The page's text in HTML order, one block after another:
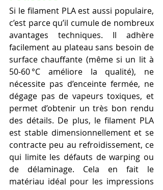
Si le filament PLA est aussi populaire,
c’est parce qu’il cumule de nombreux
avantages techniques. Il adhère
facilement au plateau sans besoin de
surface chauffante (même si un lit à
50-60 °C améliore la qualité), ne
nécessite pas d’enceinte fermée, ne
dégage pas de vapeurs toxiques, et
permet d’obtenir un très bon rendu
des détails. De plus, le filament PLA
est stable dimensionnellement et se
contracte peu au refroidissement, ce
qui limite les défauts de warping ou
de délaminage. Cela en fait le
matériau idéal pour les impressions